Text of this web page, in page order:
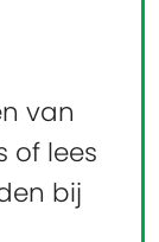
van
of lees
bij